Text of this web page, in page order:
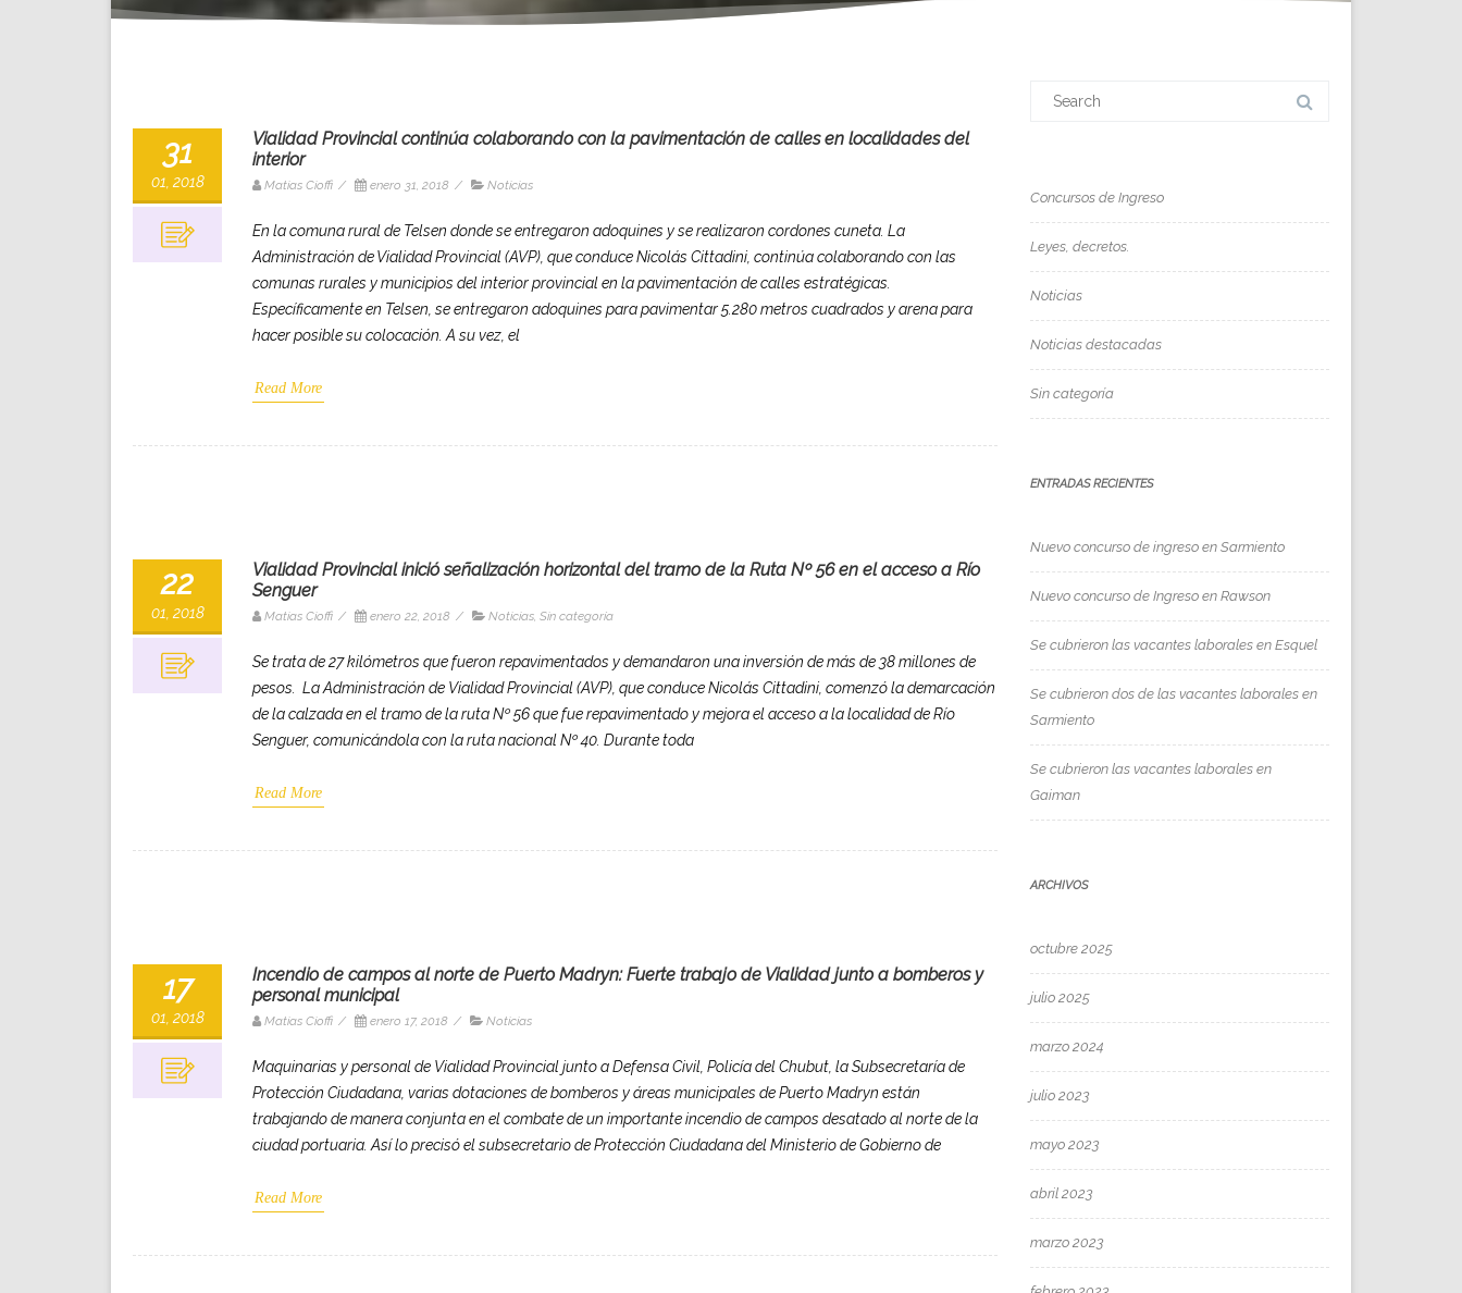
31
01, 2018
Vialidad Provincial continúa colaborando con la pavimentación de calles en localidades del
interior
Matias Cioffi / enero 31, 2018 / Noticias
En la comuna rural de Telsen donde se entregaron adoquines y se realizaron cordones cuneta. La
Administración de Vialidad Provincial (AVP), que conduce Nicolás Cittadini, continúa colaborando con las
comunas rurales y municipios del interior provincial en la pavimentación de calles estratégicas.
Específicamente en Telsen, se entregaron adoquines para pavimentar 5.280 metros cuadrados y arena para
hacer posible su colocación. A su vez, el
Read More
22
01, 2018
Vialidad Provincial inició señalización horizontal del tramo de la Ruta Nº 56 en el acceso a Río
Senguer
Matias Cioffi / enero 22, 2018 / Noticias, Sin categoría
Se trata de 27 kilómetros que fueron repavimentados y demandaron una inversión de más de 38 millones de
pesos. La Administración de Vialidad Provincial (AVP), que conduce Nicolás Cittadini, comenzó la demarcación
de la calzada en el tramo de la ruta Nº 56 que fue repavimentado y mejora el acceso a la localidad de Río
Senguer, comunicándola con la ruta nacional Nº 40. Durante toda
Read More
17
01, 2018
Incendio de campos al norte de Puerto Madryn: Fuerte trabajo de Vialidad junto a bomberos y
personal municipal
Matias Cioffi / enero 17, 2018 / Noticias
Maquinarias y personal de Vialidad Provincial junto a Defensa Civil, Policía del Chubut, la Subsecretaría de
Protección Ciudadana, varias dotaciones de bomberos y áreas municipales de Puerto Madryn están
trabajando de manera conjunta en el combate de un importante incendio de campos desatado al norte de la
ciudad portuaria. Así lo precisó el subsecretario de Protección Ciudadana del Ministerio de Gobierno de
Read More
Concursos de Ingreso
Leyes, decretos.
Noticias
Noticias destacadas
Sin categoría
ENTRADAS RECIENTES
Nuevo concurso de ingreso en Sarmiento
Nuevo concurso de Ingreso en Rawson
Se cubrieron las vacantes laborales en Esquel
Se cubrieron dos de las vacantes laborales en
Sarmiento
Se cubrieron las vacantes laborales en
Gaiman
ARCHIVOS
octubre 2025
julio 2025
marzo 2024
julio 2023
mayo 2023
abril 2023
marzo 2023